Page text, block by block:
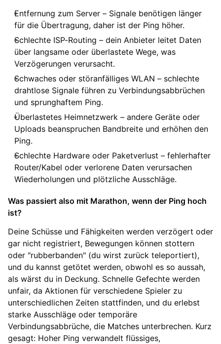
Entfernung zum Server – Signale benötigen länger
für die Übertragung, daher ist der Ping höher.
Schlechte ISP-Routing – dein Anbieter leitet Daten
über langsame oder überlastete Wege, was
Verzögerungen verursacht.
Schwaches oder störanfälliges WLAN – schlechte
drahtlose Signale führen zu Verbindungsabbrüchen
und sprunghaftem Ping.
Überlastetes Heimnetzwerk – andere Geräte oder
Uploads beanspruchen Bandbreite und erhöhen den
Ping.
Schlechte Hardware oder Paketverlust – fehlerhafter
Router/Kabel oder verlorene Daten verursachen
Wiederholungen und plötzliche Ausschläge.
Was passiert also mit Marathon, wenn der Ping hoch
ist?
Deine Schüsse und Fähigkeiten werden verzögert oder
gar nicht registriert, Bewegungen können stottern
oder "rubberbanden" (du wirst zurück teleportiert),
und du kannst getötet werden, obwohl es so aussah,
als wärst du in Deckung. Schnelle Gefechte werden
unfair, da Aktionen für verschiedene Spieler zu
unterschiedlichen Zeiten stattfinden, und du erlebst
starke Ausschläge oder temporäre
Verbindungsabbrüche, die Matches unterbrechen. Kurz
gesagt: Hoher Ping verwandelt flüssiges,